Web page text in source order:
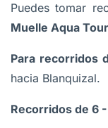
Puedes tomar
Muelle Aqua
Para recorridos
hacia Blanquizal.
Recorridos de 6